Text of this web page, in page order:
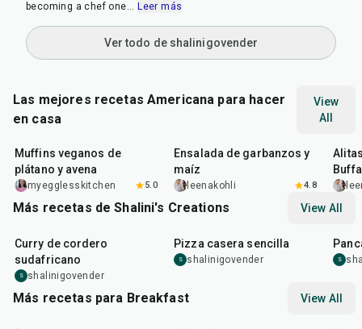
becoming a chef one... Leer más
Ver todo de shalinigovender
Las mejores recetas Americana para hacer
en casa
View
All
40min
Muffins veganos de
plátano y avena
myegglesskitchen 5.0
Ensalada de garbanzos y
maíz
leenakohli 4.8
Más recetas de Shalini's Creations View All
Curry de cordero
sudafricano
S shalinigovender
Pizza casera sencilla
S shalinigovender S
Más recetas para Breakfast View All